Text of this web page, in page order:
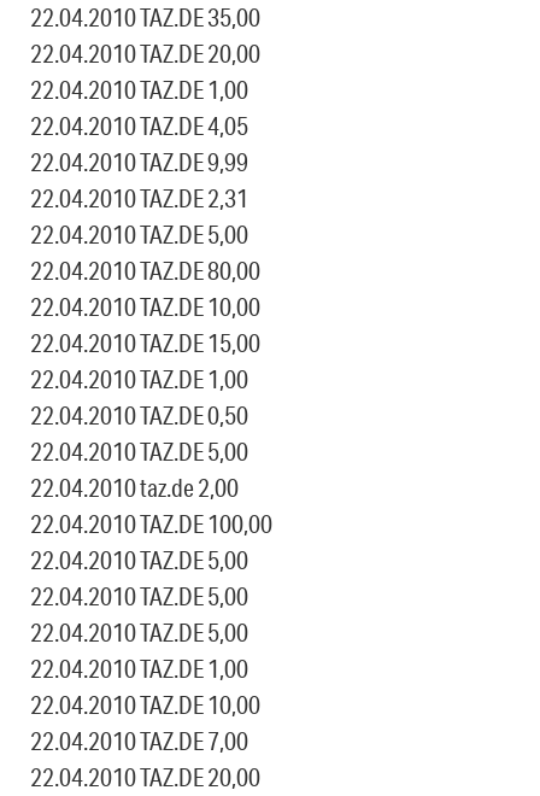
22.04.2010 TAZ.DE 35,00
22.04.2010 TAZ.DE 20,00
22.04.2010 TAZ.DE 1,00
22.04.2010 TAZ.DE 4,05
22.04.2010 TAZ.DE 9,99
22.04.2010 TAZ.DE 2,31
22.04.2010 TAZ.DE 5,00
22.04.2010 TAZ.DE 80,00
22.04.2010 TAZ.DE 10,00
22.04.2010 TAZ.DE 15,00
22.04.2010 TAZ.DE 1,00
22.04.2010 TAZ.DE 0,50
22.04.2010 TAZ.DE 5,00
22.04.2010 taz.de 2,00
22.04.2010 TAZ.DE 100,00
22.04.2010 TAZ.DE 5,00
22.04.2010 TAZ.DE 5,00
22.04.2010 TAZ.DE 5,00
22.04.2010 TAZ.DE 1,00
22.04.2010 TAZ.DE 10,00
22.04.2010 TAZ.DE 7,00
22.04.2010 TAZ.DE 20,00